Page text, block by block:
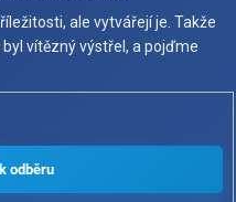
ale vytvářejí je. Takže
vítězný výstřel, a pojďme